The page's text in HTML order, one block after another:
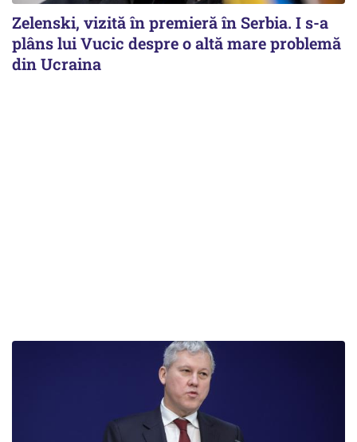
Zelenski, vizită în premieră în Serbia. I s-a
plâns lui Vucic despre o altă mare problemă
din Ucraina